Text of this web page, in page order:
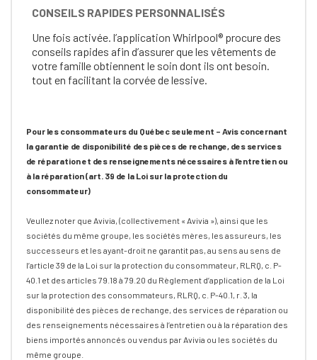
CONSEILS RAPIDES PERSONNALISÉS
Une fois activée. l’application Whirlpool® procure des
conseils rapides afin d’assurer que les vêtements de
votre famille obtiennent le soin dont ils ont besoin.
tout en facilitant la corvée de lessive.
Pour les consommateurs du Québec seulement – Avis concernant
la garantie de disponibilité des pièces de rechange, des services
de réparation et des renseignements nécessaires à l’entretien ou
à la réparation (art. 39 de la Loi sur la protection du
consommateur)
Veullez noter que Avivia, (collectivement « Avivia »), ainsi que les
sociétés du même groupe, les sociétés mères, les assureurs, les
successeurs et les ayant-droit ne garantit pas, au sens au sens de
l’article 39 de la Loi sur la protection du consommateur, RLRQ, c. P-
40.1 et des articles 79.18 à 79.20 du Règlement d’application de la Loi
sur la protection des consommateurs, RLRQ, c. P-40.1, r. 3, la
disponibilité des pièces de rechange, des services de réparation ou
des renseignements nécessaires à l’entretien ou à la réparation des
biens importés annoncés ou vendus par Avivia ou les sociétés du
même groupe.